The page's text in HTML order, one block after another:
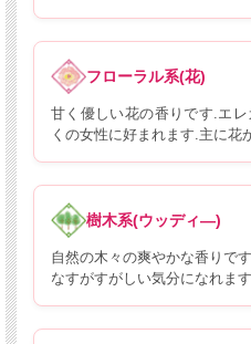
フローラル系(花)
甘く優しい花の香りです.エ
くの女性に好まれます.主に花
樹木系(ウッディ―)
自然の木々の爽やかな香りで
なすがすがしい気分になれま